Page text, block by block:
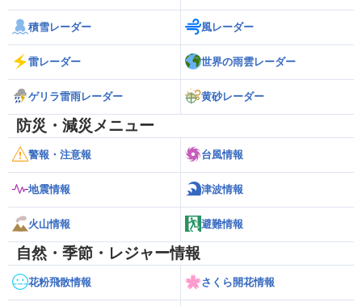
積雪レーダー 風レーダー
雷レーダー 世界の雨雲レーダー
ゲリラ雷雨レーダー 黄砂レーダー
防災・減災メニュー
警報・注意報 台風情報
地震情報 津波情報
火山情報 避難情報
自然・季節・レジャー情報
花粉飛散情報 さくら開花情報